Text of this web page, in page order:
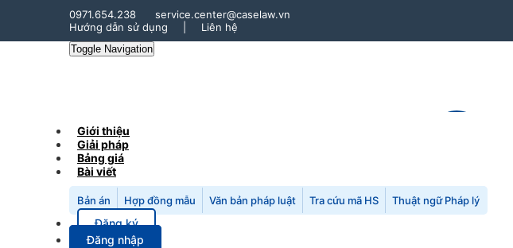
0971.654.238
service.center@caselaw.vn
Hướng dẫn sử dụng
Liên hệ
Toggle Navigation
Giới thiệu
Giải pháp
Bảng giá
Bài viết
Bản án Hợp đồng mẫu Văn bản pháp luật Tra cứu mã HS Thuật ngữ Pháp lý
Đăng ký
Đăng nhập